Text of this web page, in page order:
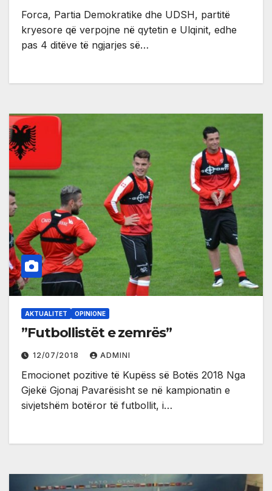
Forca, Partia Demokratike dhe UDSH, partitë
kryesore që verpojne në qytetin e Ulqinit, edhe
pas 4 ditëve të ngjarjes së…
AKTUALITET OPINIONE
”Futbollistët e zemrës”
12/07/2018 ADMINI
Emocionet pozitive të Kupëss së Botës 2018 Nga
Gjekë Gjonaj Pavarësisht se në kampionatin e
sivjetshëm botëror të futbollit, i…